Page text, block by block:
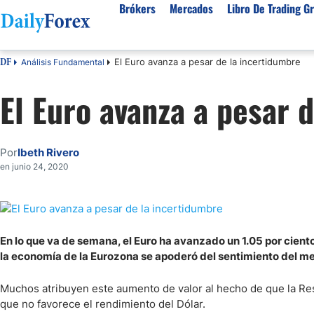
Brókers
España
Argentina
Rep. Dominicana
Mexico
Costa Rica
Guatemala
El Salvador
Mercados
Divisas
EUR/USD
Materias Primas
Precio del Cafe
Precio del
Oro (XAU/USD)
Plata (XAG/
Indices
Libro De Trading
Sobre Nosotros
Política editorial
Cómo generamos ingresos
Nuestra metodología
Por qué confiar en nosotros
DF Análisis Fundamental El Euro avanza a pesar de la incertidumbre
El Euro avanza a
PorIbeth Rivero
en junio 24, 2020
En lo que va de semana, el Euro ha avanzado un 1.05 por
la economía de la Eurozona se apoderó del sentimiento del
Muchos atribuyen este aumento de valor al hecho de que la
que no favorece el rendimiento del Dólar.